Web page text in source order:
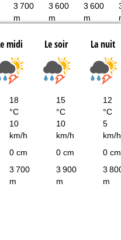
3 700
m
3 600
m
3 600
m
midi Le soir La nuit
18
°C
15
°C
12
°C
10
km/h
10
km/h
5
km/h
0 cm 0 cm 0 cm
3 700
m
3 900
m
3
m